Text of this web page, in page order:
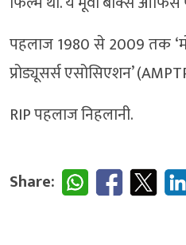
पहलाज 1980 से 2009 तक
प्रोड्यूसर्स एसोसिएशन’
RIP पहलाज निहलानी.
Share: